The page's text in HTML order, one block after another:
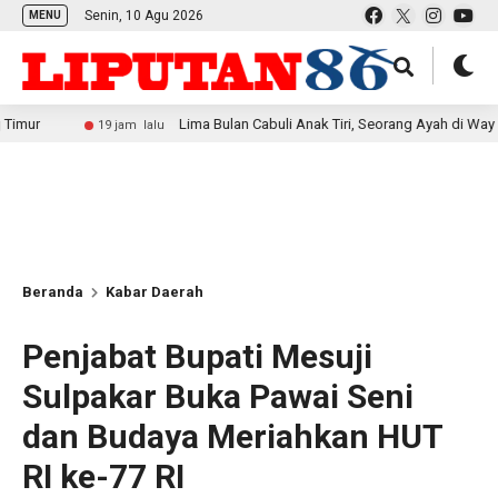
MENU Senin, 10 Agu 2026
19 jam lalu Lima Bulan Cabuli Anak Tiri, Seorang Ayah di Way Kanan
Beranda Kabar Daerah
Penjabat Bupati Mesuji
Sulpakar Buka Pawai Seni
dan Budaya Meriahkan HUT
RI ke-77 RI